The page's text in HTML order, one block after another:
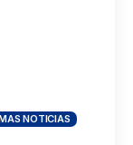
NOTICIAS